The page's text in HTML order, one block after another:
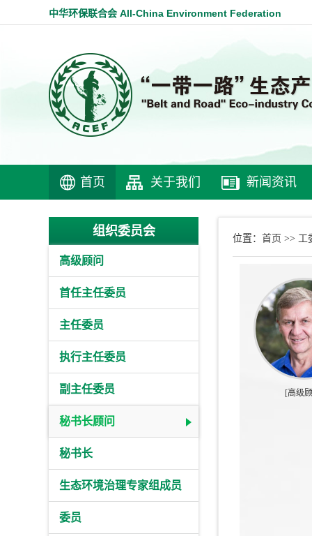
中华环保联合会 All-China Environment Federation
首页 关于我们 新闻资讯
组织委员会
高级顾问
首任主任委员
主任委员
执行主任委员
副主任委员
秘书长顾问
秘书长
生态环境治理专家组成员
委员
位置： 首页 >> 工
[高级